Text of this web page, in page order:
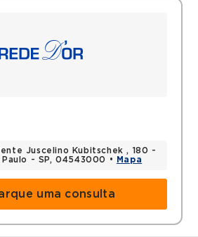
Juscelino Kubitschek , 180 -
Paulo - SP, 04543000 •
Mapa
uma consulta